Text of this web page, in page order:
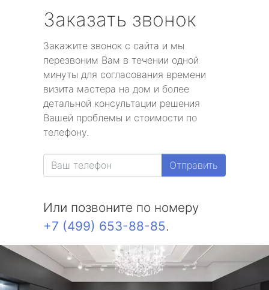
Заказать звонок
Закажите звонок с сайта и мы
перезвоним Вам в течении одной
минуты для согласования времени
визита мастера на дом и более
детальной консультации решения
Вашей проблемы и стоимости по
телефону.
Отправить
Или позвоните по номеру
+7 (499) 653-88-85.